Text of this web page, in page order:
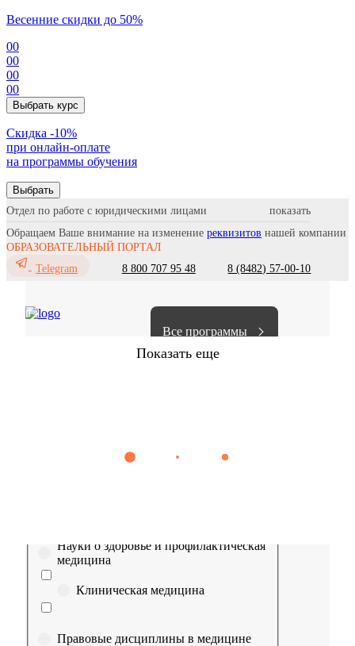
Весенние скидки до 50%
00
00
00
00
Выбрать курс
Cкидка -10%
при онлайн-оплате
на программы обучения
Выбрать
Отдел по работе с юридическими лицами
Обращаем Ваше внимание на изменение реквизитов нашей компании
ОБРАЗОВАТЕЛЬНЫЙ ПОРТАЛ
Telegram
8 800 707 95 48 8 (8482) 57-00-10
Все программы
Показать еще
Эпидемиология Медицинская помощь
Выберите направление
Науки о здоровье и профилактическая
медицина
Клиническая медицина
Правовые дисциплины в медицине